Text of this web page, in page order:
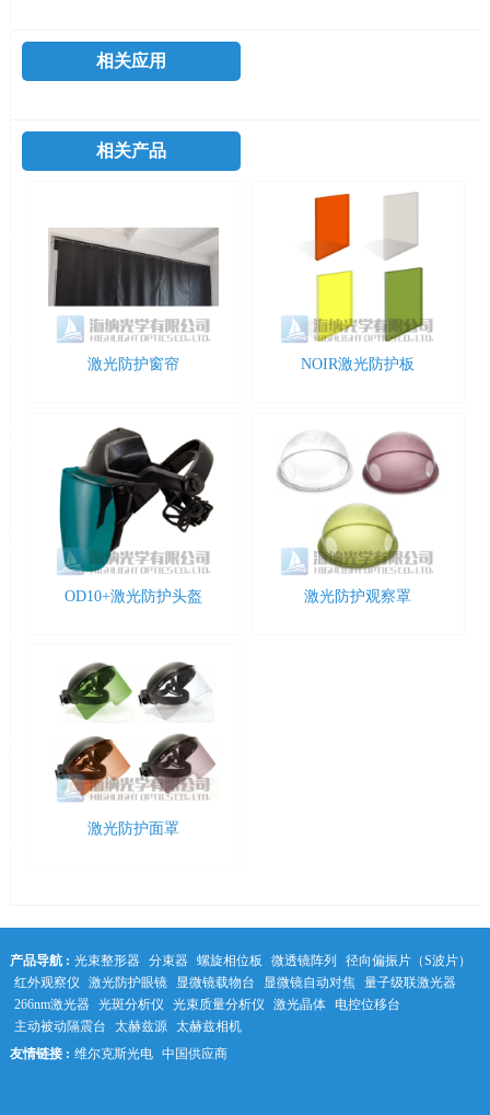
相关应用
相关产品
激光防护窗帘 NOIR激光防护板
OD10+激光防护头盔 激光防护观察罩
激光防护面罩
产品导航 : 光束整形器 分束器 螺旋相位板 微透镜阵列
径向偏振片（S波片）
红外观察仪
激光防护眼镜 显微镜载物台 显微镜自动对焦 量子级联激光器
266nm激光器 光斑分析仪 光束质量分析仪 激光晶体
电控位移台
主动被动隔震台
太赫兹源 太赫兹相机
友情链接 : 维尔克斯光电 中国供应商